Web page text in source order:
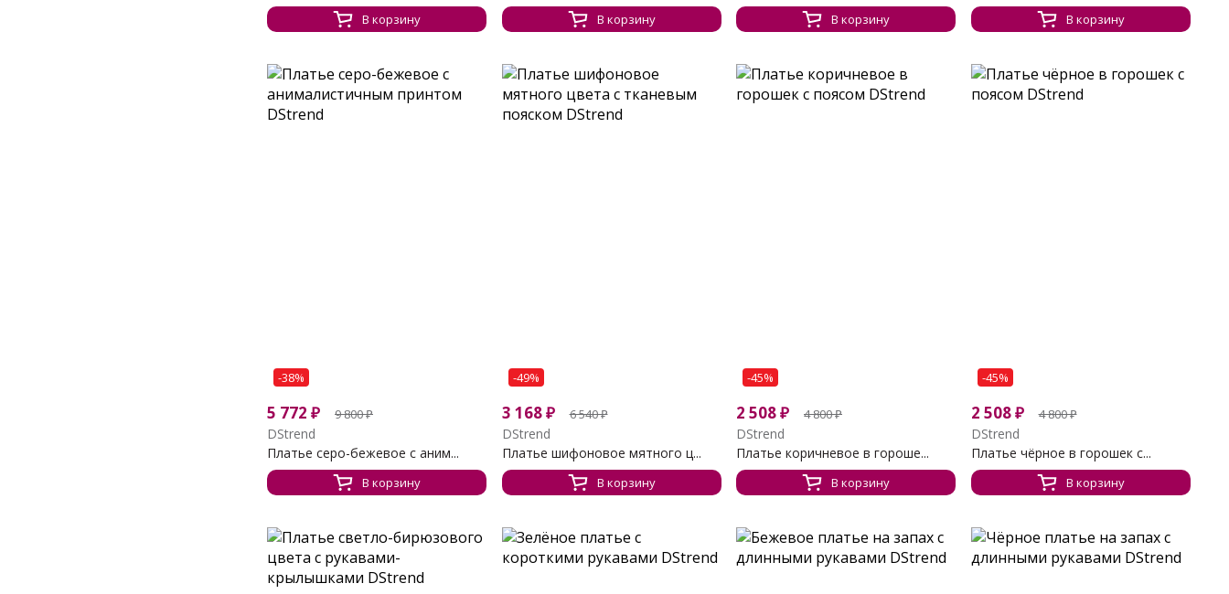
В корзину В корзину В корзину В корзину
-38%
5 772 ₽ 9 800₽
DStrend
Платье серо-бежевое с аним...
В корзину
-49%
3 168₽ 6 540₽
DStrend
Платье шифоновое мятного ц...
В корзину
-45%
2 508₽ 4 800₽
DStrend
Платье коричневое в гороше...
В корзину
-45%
2 508₽ 4 800₽
DStrend
Платье чёрное в горошек с...
В корзину